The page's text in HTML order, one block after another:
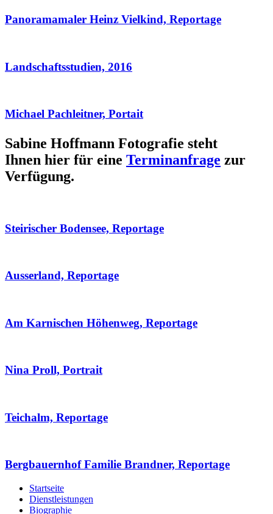
Panoramamaler Heinz Vielkind, Reportage
Landschaftsstudien, 2016
Michael Pachleitner, Portait
Sabine Hoffmann Fotografie steht
Ihnen hier für eine Terminanfrage zur
Verfügung.
Steirischer Bodensee, Reportage
Ausserland, Reportage
Am Karnischen Höhenweg, Reportage
Nina Proll, Portrait
Teichalm, Reportage
Bergbauernhof Familie Brandner, Reportage
Startseite
Dienstleistungen
Biographie